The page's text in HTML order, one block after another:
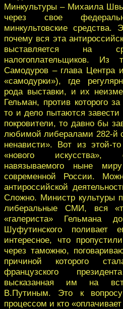
Минкультуры – Михаила
через свое
минкультовские
почему вся эта
выставляется на
налогоплательщиков.
Самодуров – глава Центра
«самодурки»), где
рода выставки, и их
Гельман, против которого
то и дело пытаются
покровители, то давно бы
любимой либералами 282-й
ненависти». Вот из этой-
«нового искусства»,
навязываемого ныне
современной России.
антироссийской
Сложно. Министр культуры
либеральные СМИ, вся
«галериста» Гельмана
Шуфутинского поливает
интересное, что
через таможню,
причиной которого
французского
высказанная им на
В.Путиным. Это к
процессом и кто